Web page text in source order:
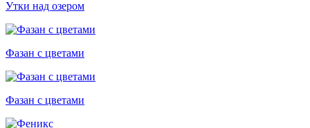
Утки над озером
Фазан с цветами
Фазан с цветами